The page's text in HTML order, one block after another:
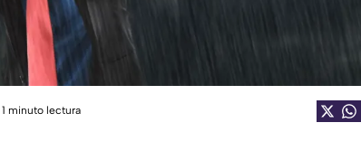
1 minuto lectura